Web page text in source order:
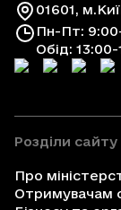
01601,
Пн-Пт:
Обід:
Розділи сайту
Про
Отримувачам